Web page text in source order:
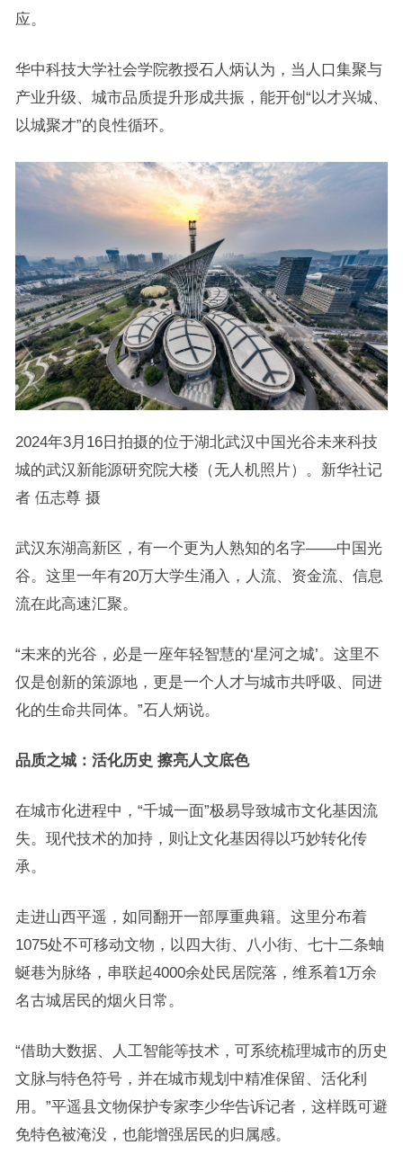
应。
华中科技大学社会学院教授石人炳认为，当人口集聚与
产业升级、城市品质提升形成共振，能开创“以才兴城、
以城聚才”的良性循环。
2024年3月16日拍摄的位于湖北武汉中国光谷未来科技
城的武汉新能源研究院大楼（无人机照片）。新华社记
者 伍志尊 摄
武汉东湖高新区，有一个更为人熟知的名字——中国光
谷。这里一年有20万大学生涌入，人流、资金流、信息
流在此高速汇聚。
“未来的光谷，必是一座年轻智慧的‘星河之城’。这里不
仅是创新的策源地，更是一个人才与城市共呼吸、同进
化的生命共同体。”石人炳说。
品质之城：活化历史 擦亮人文底色
在城市化进程中，“千城一面”极易导致城市文化基因流
失。现代技术的加持，则让文化基因得以巧妙转化传
承。
走进山西平遥，如同翻开一部厚重典籍。这里分布着
1075处不可移动文物，以四大街、八小街、七十二条蚰
蜒巷为脉络，串联起4000余处民居院落，维系着1万余
名古城居民的烟火日常。
“借助大数据、人工智能等技术，可系统梳理城市的历史
文脉与特色符号，并在城市规划中精准保留、活化利
用。”平遥县文物保护专家李少华告诉记者，这样既可避
免特色被淹没，也能增强居民的归属感。